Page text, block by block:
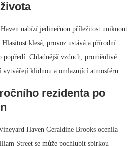
nabízí jedinečnou příležitost uniknout
klesá, provoz ustává a přírodní
popředí. Chladnější vzduch, proměnlivé
vytvářejí klidnou a omlazující atmosféru.
rezidenta po
Haven Geraldine Brooks ocenila
Street se může pochlubit sbírkou